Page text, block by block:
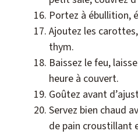
Portez à ébullition,
Ajoutez les
thym.
Baissez le feu,
heure à couvert.
Goûtez avant
Servez bien chaud
de pain croustillant